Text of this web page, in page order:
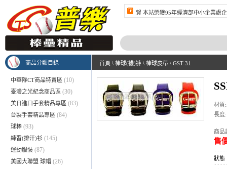
賀 本站榮獲95年經濟部中小企業處
商品分類目錄
中華隊CT商品特賣區 (10)
臺灣之光紀念商品區 (30)
美日進口手套精品專區 (83)
台製手套精品專區 (84)
球棒 (93)
練習(排汗)衫 (145)
運動服裝 (87)
美國大聯盟 球帽 (26)
首頁 \ 棒球(襪)褲 \ 棒球皮帶 \ GST-31
材質
長度
商品
售
狀態